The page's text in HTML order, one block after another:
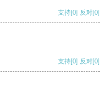
支持[0] 反对[0]
支持[0] 反对[0]